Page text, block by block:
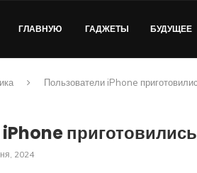
ГЛАВНУЮ ГАДЖЕТЫ БУДУЩЕЕ
Пользователи iPhone
2024